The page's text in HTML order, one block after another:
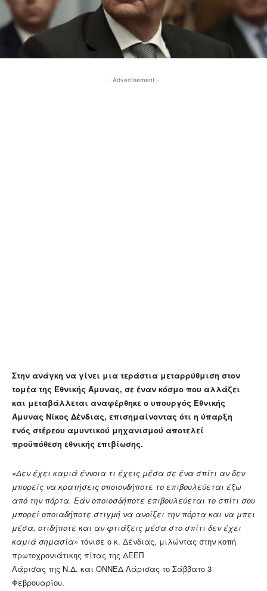
- Advertisement -
Στην ανάγκη να γίνει μια τεράστια μεταρρύθμιση στον
τομέα της Εθνικής Άμυνας, σε έναν κόσμο που αλλάζει
και μεταβάλλεται αναφέρθηκε ο υπουργός Εθνικής
Άμυνας Νίκος Δένδιας, επισημαίνοντας ότι η ύπαρξη
ενός στέρεου αμυντικού μηχανισμού αποτελεί
προϋπόθεση εθνικής επιβίωσης.
«Δεν έχει καμιά έννοια τι έχεις μέσα σε ένα σπίτι αν δεν
μπορείς να κρατήσεις οποιονδήποτε το επιβουλεύεται έξω
από την πόρτα. Εάν οποιοσδήποτε επιβουλεύεται το σπίτι σου
μπορεί οποιαδήποτε στιγμή να ανοίξει την πόρτα και να μπει
μέσα, οτιδήποτε και αν φτιάξεις μέσα στο σπίτι δεν έχει
καμιά σημασία» τόνισε ο κ. Δένδιας, μιλώντας στην κοπή
πρωτοχρονιάτικης πίτας της ΔΕΕΠ
Λάρισας της Ν.Δ. και ΟΝΝΕΔ Λάρισας το Σάββατο 3
Φεβρουαρίου.